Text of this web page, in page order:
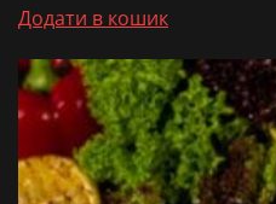
Додати в кошик